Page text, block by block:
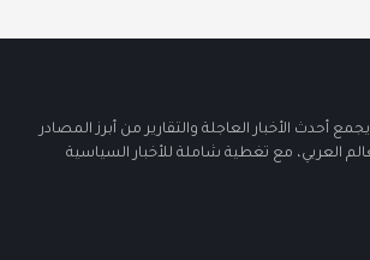
أحدث الأخبار العاجلة والتقارير من أبرز المصادر
العربي، مع تغطية شاملة للأخبار السياسية